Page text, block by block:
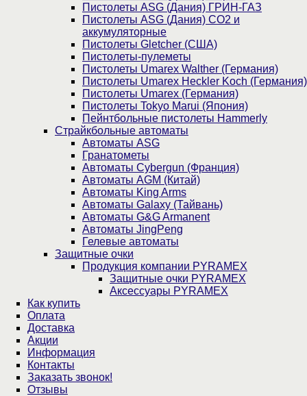
Пистолеты ASG (Дания) ГРИН-ГАЗ
Пистолеты ASG (Дания) CO2 и
аккумуляторные
Пистолеты Gletcher (США)
Пистолеты-пулеметы
Пистолеты Umarex Walther (Германия)
Пистолеты Umarex Heckler Koch (Германия)
Пистолеты Umarex (Германия)
Пистолеты Tokyo Marui (Япония)
Пейнтбольные пистолеты Hammerly
Страйкбольные автоматы
Автоматы ASG
Гранатометы
Автоматы Cybergun (Франция)
Автоматы AGM (Китай)
Автоматы King Arms
Автоматы Galaxy (Тайвань)
Автоматы G&G Armanent
Автоматы JingPeng
Гелевые автоматы
Защитные очки
Продукция компании PYRAMEX
Защитные очки PYRAMEX
Аксессуары PYRAMEX
Как купить
Оплата
Доставка
Акции
Информация
Контакты
Заказать звонок!
Отзывы